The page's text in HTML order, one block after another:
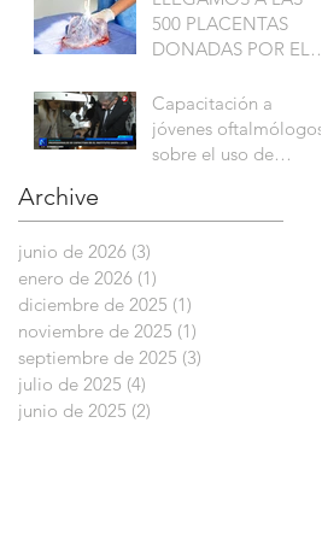
500 PLACENTAS
DONADAS POR EL
Capacitación a
jóvenes oftalmólogos
sobre el uso de
Archive
junio de 2026 (3)
enero de 2026 (1)
diciembre de 2025 (1)
noviembre de 2025 (1)
septiembre de 2025 (3)
julio de 2025 (4)
junio de 2025 (2)